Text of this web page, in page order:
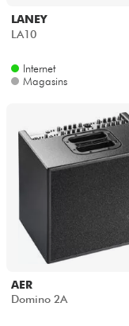
LANEY
LA10
Internet
Magasins
AER
Domino 2A